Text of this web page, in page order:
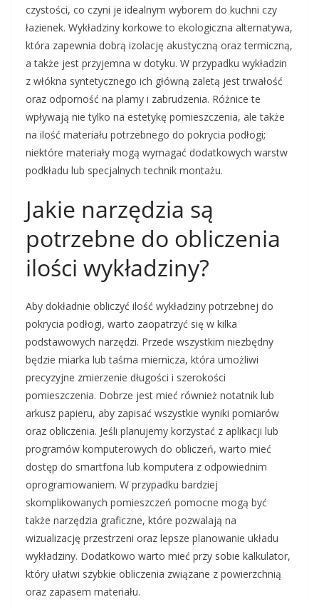
czystości, co czyni je idealnym wyborem do kuchni czy
łazienek. Wykładziny korkowe to ekologiczna alternatywa,
która zapewnia dobrą izolację akustyczną oraz termiczną,
a także jest przyjemna w dotyku. W przypadku wykładzin
z włókna syntetycznego ich główną zaletą jest trwałość
oraz odporność na plamy i zabrudzenia. Różnice te
wpływają nie tylko na estetykę pomieszczenia, ale także
na ilość materiału potrzebnego do pokrycia podłogi;
niektóre materiały mogą wymagać dodatkowych warstw
podkładu lub specjalnych technik montażu.
Jakie narzędzia są
potrzebne do obliczenia
ilości wykładziny?
Aby dokładnie obliczyć ilość wykładziny potrzebnej do
pokrycia podłogi, warto zaopatrzyć się w kilka
podstawowych narzędzi. Przede wszystkim niezbędny
będzie miarka lub taśma miernicza, która umożliwi
precyzyjne zmierzenie długości i szerokości
pomieszczenia. Dobrze jest mieć również notatnik lub
arkusz papieru, aby zapisać wszystkie wyniki pomiarów
oraz obliczenia. Jeśli planujemy korzystać z aplikacji lub
programów komputerowych do obliczeń, warto mieć
dostęp do smartfona lub komputera z odpowiednim
oprogramowaniem. W przypadku bardziej
skomplikowanych pomieszczeń pomocne mogą być
także narzędzia graficzne, które pozwalają na
wizualizację przestrzeni oraz lepsze planowanie układu
wykładziny. Dodatkowo warto mieć przy sobie kalkulator,
który ułatwi szybkie obliczenia związane z powierzchnią
oraz zapasem materiału.